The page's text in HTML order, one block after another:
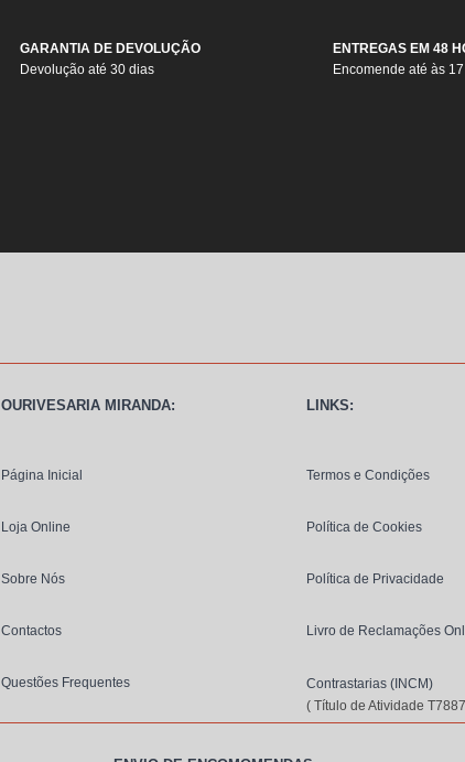
GARANTIA DE DEVOLUÇÃO
Devolução até 30 dias
ENTREGAS EM 48
Encomende até às
OURIVESARIA MIRANDA:
Página Inicial
Loja Online
Sobre Nós
Contactos
Questões Frequentes
LINKS:
Termos e Condições
Política de Cookies
Política de Privacidade
Livro de Reclamações
Contrastarias (INCM)
( Título de Atividade